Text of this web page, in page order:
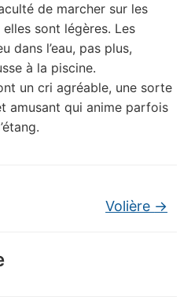
de marcher sur les
sont légères. Les
dans l’eau, pas plus,
à la piscine.
un cri agréable, une sorte
amusant qui anime parfois
Volière →